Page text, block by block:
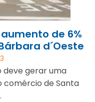
de 6%
d´Oeste
deve gerar uma
comércio de Santa